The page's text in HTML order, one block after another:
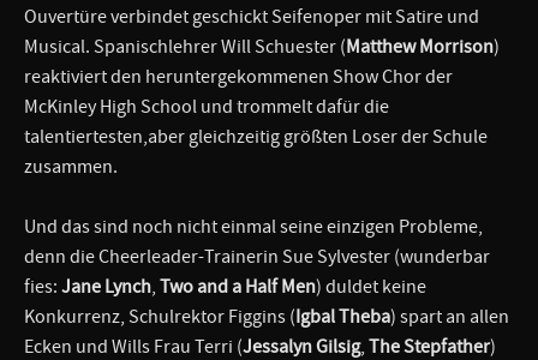
Ouvertüre verbindet geschickt Seifenoper mit Satire und
Musical. Spanischlehrer Will Schuester (Matthew Morrison)
reaktiviert den heruntergekommenen Show Chor der
McKinley High School und trommelt dafür die
talentiertesten,aber gleichzeitig größten Loser der Schule
zusammen.
Und das sind noch nicht einmal seine einzigen Probleme,
denn die Cheerleader-Trainerin Sue Sylvester (wunderbar
fies: Jane Lynch, Two and a Half Men) duldet keine
Konkurrenz, Schulrektor Figgins (Igbal Theba) spart an allen
Ecken und Wills Frau Terri (Jessalyn Gilsig, The Stepfather)